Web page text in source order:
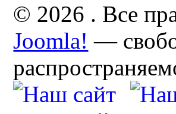
© 2026 . Все
Joomla! —